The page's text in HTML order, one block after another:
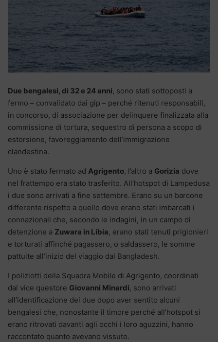
Due bengalesi, di 32 e 24 anni, sono stati sottoposti a
fermo – convalidato dai gip – perché ritenuti responsabili,
in concorso, di associazione per delinquere finalizzata alla
commissione di tortura, sequestro di persona a scopo di
estorsione, favoreggiamento dell’immigrazione
clandestina.
Uno è stato fermato ad Agrigento, l’altro a Gorizia dove
nel frattempo era stato trasferito. All’hotspot di Lampedusa
i due sono arrivati a fine settembre. Erano su un barcone
differente rispetto a quello dove erano stati imbarcati i
connazionali che, secondo le indagini, in un campo di
detenzione a Zuwara in Libia, erano stati tenuti prigionieri
e torturati affinché pagassero, o saldassero, le somme
pattuite all’inizio del viaggio dal Bangladesh.
I poliziotti della Squadra Mobile di Agrigento, coordinati
dal vice questore Giovanni Minardi, sono arrivati
all’identificazione dei due dopo aver sentito alcuni
bengalesi che, nonostante il timore perché all’hotspot si
erano ritrovati davanti agli occhi i loro aguzzini, hanno
raccontato quanto avevano vissuto.